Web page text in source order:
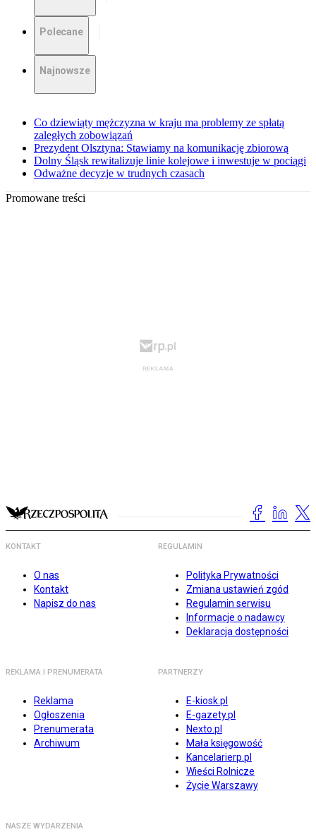
Polecane
Najnowsze
Co dziewiąty mężczyzna w kraju ma problemy ze spłatą
zaległych zobowiązań
Prezydent Olsztyna: Stawiamy na komunikację zbiorową
Dolny Śląsk rewitalizuje linie kolejowe i inwestuje w pociągi
Odważne decyzje w trudnych czasach
Promowane treści
KONTAKT
O nas
Kontakt
Napisz do nas
REGULAMIN
Polityka Prywatności
Zmiana ustawień zgód
Regulamin serwisu
Informacje o nadawcy
Deklaracja dostępności
REKLAMA I PRENUMERATA
Reklama
Ogłoszenia
Prenumerata
Archiwum
PARTNERZY
E-kiosk.pl
E-gazety.pl
Nexto.pl
Mała księgowość
Kancelarierp.pl
Wieści Rolnicze
Życie Warszawy
NASZE WYDARZENIA